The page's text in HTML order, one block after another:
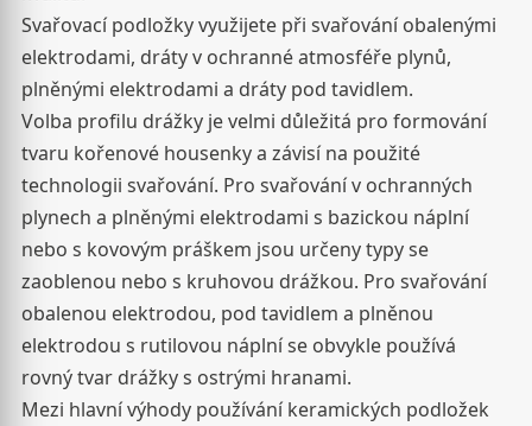
Svařovací podložky využijete při svařování obalenými
elektrodami, dráty v ochranné atmosféře plynů,
plněnými elektrodami a dráty pod tavidlem.
Volba profilu drážky je velmi důležitá pro formování
tvaru kořenové housenky a závisí na použité
technologii svařování. Pro svařování v ochranných
plynech a plněnými elektrodami s bazickou náplní
nebo s kovovým práškem jsou určeny typy se
zaoblenou nebo s kruhovou drážkou. Pro svařování
obalenou elektrodou, pod tavidlem a plněnou
elektrodou s rutilovou náplní se obvykle používá
rovný tvar drážky s ostrými hranami.
Mezi hlavní výhody používání keramických podložek